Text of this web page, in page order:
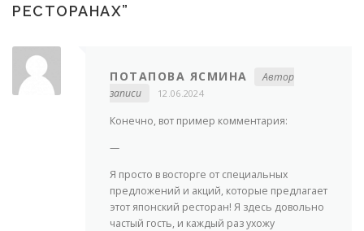
РЕСТОРАНАХ”
ПОТАПОВА ЯСМИНА
Автор
записи
12.06.2024
Конечно, вот пример комментария:
—
Я просто в восторге от специальных
предложений и акций, которые предлагает
этот японский ресторан! Я здесь довольно
частый гость, и каждый раз ухожу